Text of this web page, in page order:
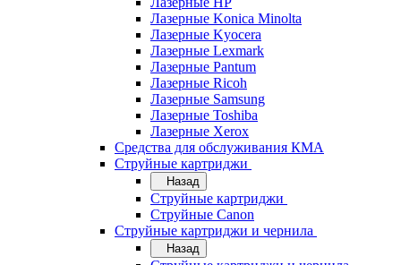
Лазерные Konica Minolta
Лазерные Kyocera
Лазерные Lexmark
Лазерные Pantum
Лазерные Ricoh
Лазерные Samsung
Лазерные Toshiba
Лазерные Xerox
Средства для обслуживания КМА
Струйные картриджи
Назад
Струйные картриджи
Струйные Canon
Струйные картриджи и чернила
Назад